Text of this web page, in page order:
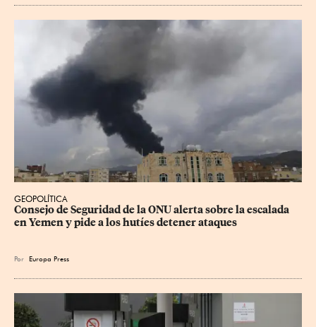
GEOPOLÍTICA
Consejo de Seguridad de la ONU alerta sobre la escalada
en Yemen y pide a los hutíes detener ataques
Por Europa Press